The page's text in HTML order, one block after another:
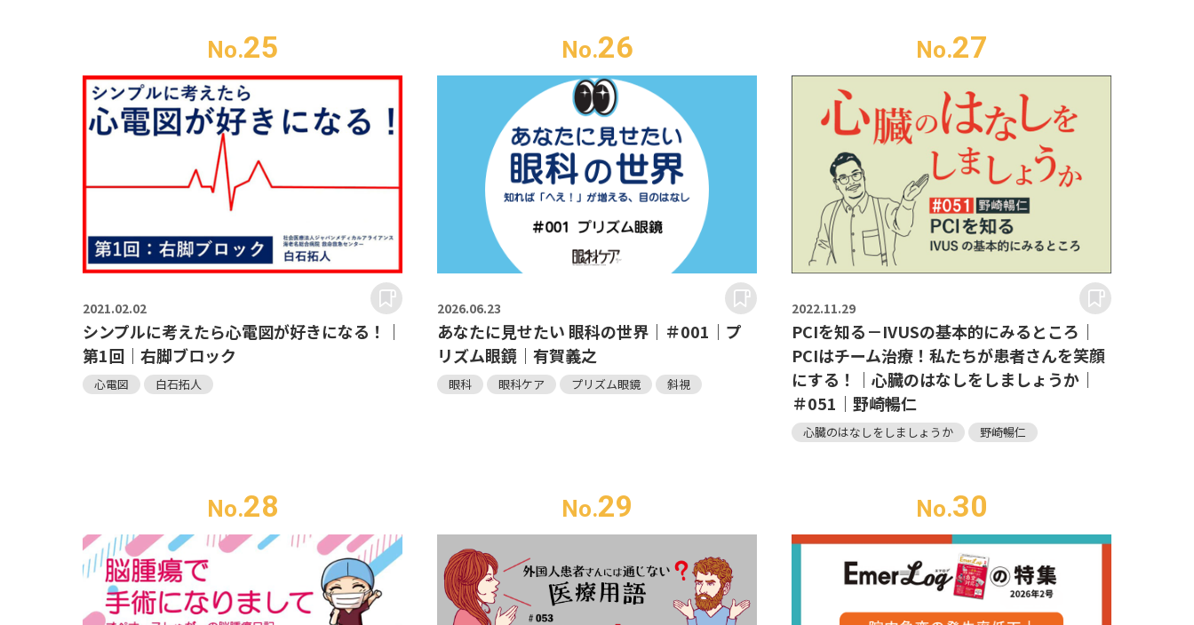
No.25
2021.02.02
シンプルに考えたら心電図が好きになる！｜
第1回｜右脚ブロック
心電図 白石拓人
No.26
2026.06.23
あなたに見せたい 眼科の世界｜＃001｜プ
リズム眼鏡｜有賀義之
眼科 眼科ケア プリズム眼鏡 斜視
No.27
2022.11.29
PCIを知る－IVUSの基本的にみるところ｜
PCIはチーム治療！私たちが患者さんを笑顔
にする！｜心臓のはなしをしましょうか｜
＃051｜野崎暢仁
心臓のはなしをしましょうか 野崎暢仁
No.28 No.29 No.30